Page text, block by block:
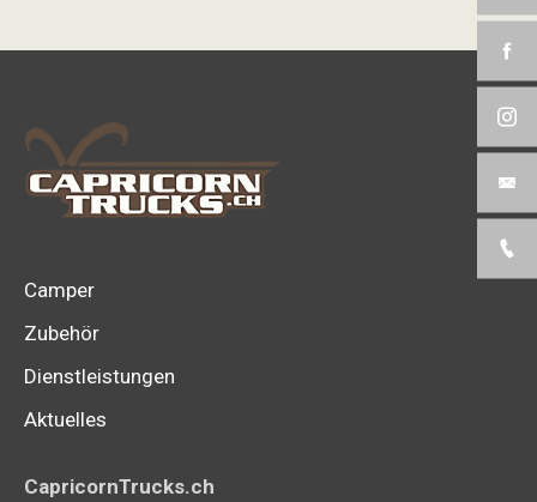
Camper
Zubehör
Dienstleistungen
Aktuelles
CapricornTrucks.ch